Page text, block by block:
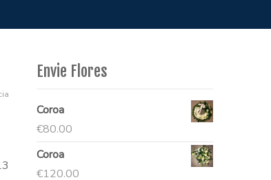
Envie Flores
Coroa
€80.00
Coroa
€120.00